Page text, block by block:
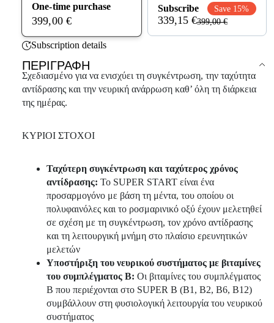
One-time purchase
399,00 €
Subscribe Save 15%
339,15 €399,00 €
Subscription details
ΠΕΡΙΓΡΑΦΉ
Σχεδιασμένο για να ενισχύει τη συγκέντρωση, την ταχύτητα
αντίδρασης και την νευρική ανάρρωση καθ’ όλη τη διάρκεια
της ημέρας.
ΚΥΡΙΟΙ ΣΤΟΧΟΙ
Ταχύτερη συγκέντρωση και ταχύτερος χρόνος
αντίδρασης: Το SUPER START είναι ένα
προσαρμογόνο με βάση τη μέντα, του οποίου οι
πολυφαινόλες και το ροσμαρινικό οξύ έχουν μελετηθεί
σε σχέση με τη συγκέντρωση, τον χρόνο αντίδρασης
και τη λειτουργική μνήμη στο πλαίσιο ερευνητικών
μελετών
Υποστήριξη του νευρικού συστήματος με βιταμίνες
του συμπλέγματος Β: Οι βιταμίνες του συμπλέγματος
Β που περιέχονται στο SUPER B (Β1, Β2, Β6, Β12)
συμβάλλουν στη φυσιολογική λειτουργία του νευρικού
συστήματος